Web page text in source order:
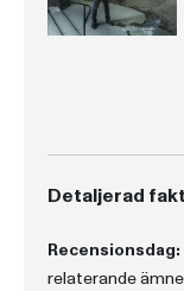
Detaljerad
Recensionsdag:
relaterande